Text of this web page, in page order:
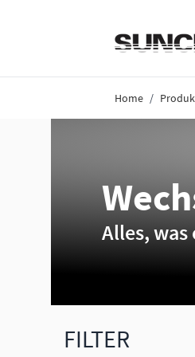
Home /
Alles,
FILTER